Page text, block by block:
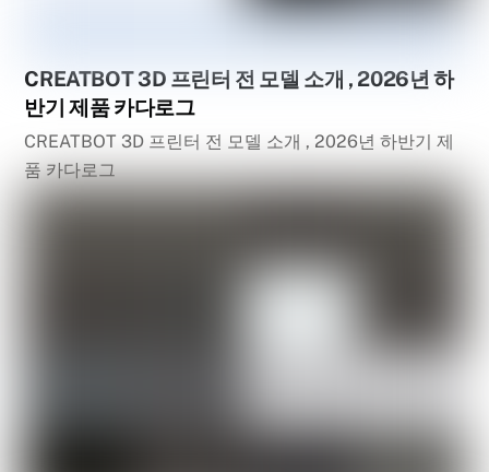
CREATBOT 3D 프린터 전 모델 소개 , 2026년 하
반기 제품 카다로그
CREATBOT 3D 프린터 전 모델 소개 , 2026년 하반기 제
품 카다로그